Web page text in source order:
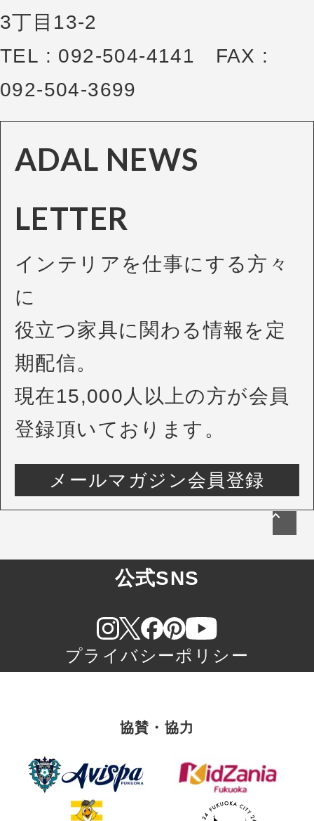
3丁目13-2
TEL : 092-504-4141 FAX :
092-504-3699
ADAL NEWS
LETTER
インテリアを仕事にする方々
に
役立つ家具に関わる情報を定
期配信。
現在15,000人以上の方が会員
登録頂いております。
メールマガジン会員登録
公式SNS
プライバシーポリシー
協賛・協力